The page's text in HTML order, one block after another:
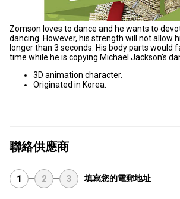
Zomson loves to dance and he wants to
dancing. However, his strength will not allow
longer than 3 seconds. His body parts would
time while he is copying Michael Jackson's
3D animation character.
Originated in Korea.
聯絡供應商
1 2 3 填寫您的電郵地址